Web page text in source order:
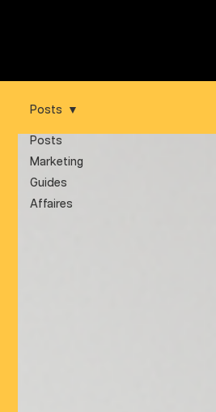
Posts
Marketing
Guides
Affaires
Posts